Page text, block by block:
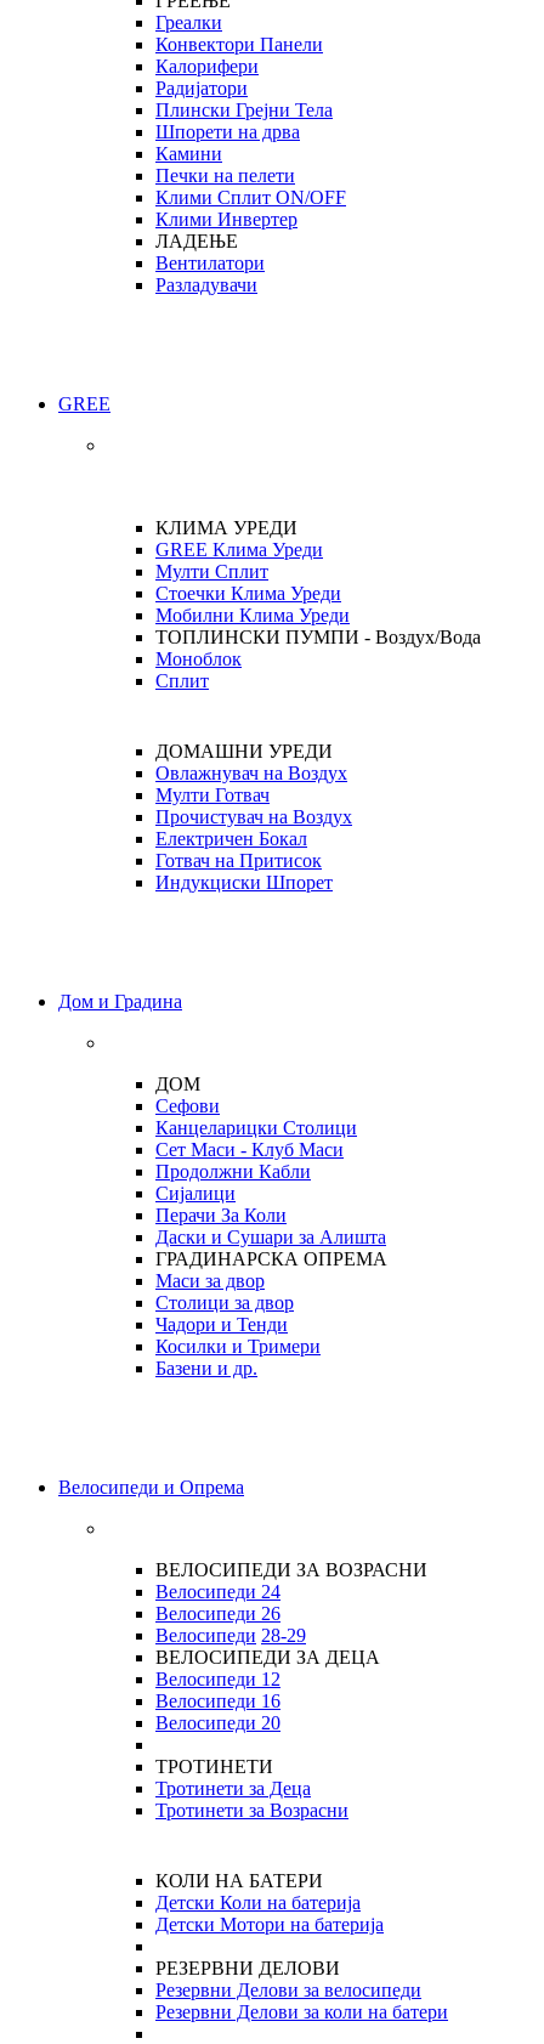
Греалки
Конвектори Панели
Калорифери
Радијатори
Плински Грејни Тела
Шпорети на дрва
Камини
Печки на пелети
Клими Сплит ON/OFF
Клими Инвертер
ЛАДЕЊЕ
Вентилатори
Разладувачи
GREE
КЛИМА УРЕДИ
GREE Клима Уреди
Мулти Сплит
Стоечки Клима Уреди
Мобилни Клима Уреди
ТОПЛИНСКИ ПУМПИ - Воздух/Вода
Моноблок
Сплит
ДОМАШНИ УРЕДИ
Овлажнувач на Воздух
Мулти Готвач
Прочистувач на Воздух
Електричен Бокал
Готвач на Притисок
Индукциски Шпорет
Дом и Градина
ДОМ
Сефови
Канцеларицки Столици
Сет Маси - Клуб Маси
Продолжни Кабли
Сијалици
Перачи За Коли
Даски и Сушари за Алишта
ГРАДИНАРСКА ОПРЕМА
Маси за двор
Столици за двор
Чадори и Тенди
Косилки и Тримери
Базени и др.
Велосипеди и Опрема
ВЕЛОСИПЕДИ ЗА ВОЗРАСНИ
Велосипеди 24
Велосипеди 26
Велосипеди 28-29
ВЕЛОСИПЕДИ ЗА ДЕЦА
Велосипеди 12
Велосипеди 16
Велосипеди 20
ТРОТИНЕТИ
Тротинети за Деца
Тротинети за Возрасни
КОЛИ НА БАТЕРИ
Детски Коли на батерија
Детски Мотори на батерија
РЕЗЕРВНИ ДЕЛОВИ
Резервни Делови за велосипеди
Резервни Делови за коли на батери